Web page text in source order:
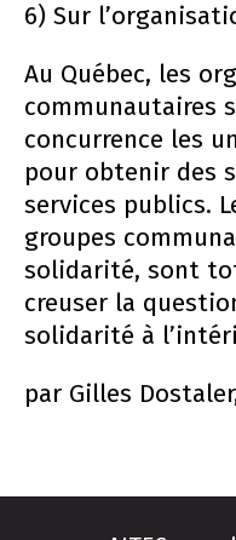
6) Sur
Au Québec, les
communautaires
concurrence les
pour obtenir des
services publics.
groupes
solidarité, sont
creuser la
solidarité à
par Gilles